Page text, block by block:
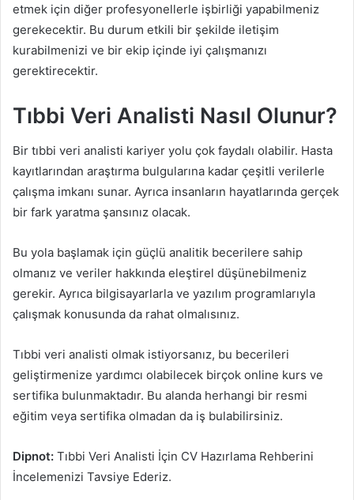
etmek için diğer profesyonellerle işbirliği yapabilmeniz
gerekecektir. Bu durum etkili bir şekilde iletişim
kurabilmenizi ve bir ekip içinde iyi çalışmanızı
gerektirecektir.
Tıbbi Veri Analisti Nasıl Olunur?
Bir tıbbi veri analisti kariyer yolu çok faydalı olabilir. Hasta
kayıtlarından araştırma bulgularına kadar çeşitli verilerle
çalışma imkanı sunar. Ayrıca insanların hayatlarında gerçek
bir fark yaratma şansınız olacak.
Bu yola başlamak için güçlü analitik becerilere sahip
olmanız ve veriler hakkında eleştirel düşünebilmeniz
gerekir. Ayrıca bilgisayarlarla ve yazılım programlarıyla
çalışmak konusunda da rahat olmalısınız.
Tıbbi veri analisti olmak istiyorsanız, bu becerileri
geliştirmenize yardımcı olabilecek birçok online kurs ve
sertifika bulunmaktadır. Bu alanda herhangi bir resmi
eğitim veya sertifika olmadan da iş bulabilirsiniz.
Dipnot: Tıbbi Veri Analisti İçin CV Hazırlama Rehberini
İncelemenizi Tavsiye Ederiz.